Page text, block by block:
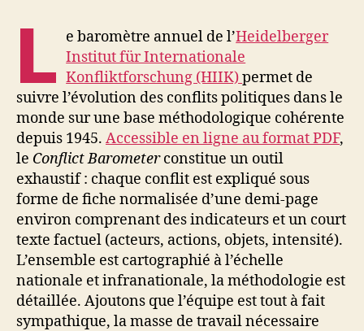
L e baromètre annuel de l’Heidelberger
Institut für Internationale
Konfliktforschung (HIIK)permet de
suivre l’évolution des conflits politiques dans le
monde sur une base méthodologique cohérente
depuis 1945. Accessible en ligne au format PDF,
le Conflict Barometerconstitue un outil
exhaustif : chaque conflit est expliqué sous
forme de fiche normalisée d’une demi-page
environ comprenant des indicateurs et un court
texte factuel (acteurs, actions, objets, intensité).
L’ensemble est cartographié à l’échelle
nationale et infranationale, la méthodologie est
détaillée. Ajoutons que l’équipe est tout à fait
sympathique, la masse de travail nécessaire